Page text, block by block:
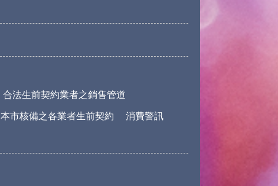
合法生前契約業者之銷售管道
本市核備之各業者生前契約 消費警訊